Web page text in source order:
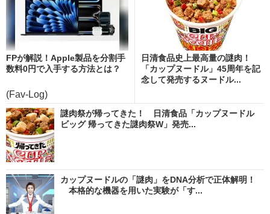
FPが解説！Apple製品を分割手
数料0円で入手する方法とは？
(Fav-Log)
日清食品史上最高量の謎肉！
「カップヌードル」45周年を記
念して発売するヌードル...
謎肉祭が帰ってきた！ 日清食品「カップヌードル
ビッグ 帰ってきた謎肉祭W」発売...
カップヌードルの「謎肉」をDNA分析で正体解明！
本格的な機器を用いた実験が「す...